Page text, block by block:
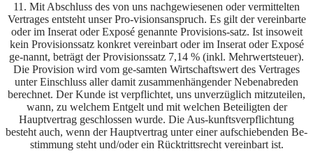
11. Mit Abschluss des von uns nachgewiesenen oder vermittelten
Vertrages entsteht unser Pro-visionsanspruch. Es gilt der vereinbarte
oder im Inserat oder Exposé genannte Provisions-satz. Ist insoweit
kein Provisionssatz konkret vereinbart oder im Inserat oder Exposé
ge-nannt, beträgt der Provisionssatz 7,14 % (inkl. Mehrwertsteuer).
Die Provision wird vom ge-samten Wirtschaftswert des Vertrages
unter Einschluss aller damit zusammenhängender Nebenabreden
berechnet. Der Kunde ist verpflichtet, uns unverzüglich mitzuteilen,
wann, zu welchem Entgelt und mit welchen Beteiligten der
Hauptvertrag geschlossen wurde. Die Aus-kunftsverpflichtung
besteht auch, wenn der Hauptvertrag unter einer aufschiebenden Be-
stimmung steht und/oder ein Rücktrittsrecht vereinbart ist.